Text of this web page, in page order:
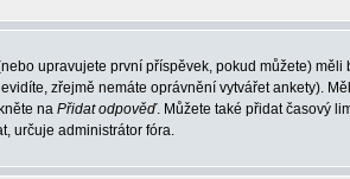
upravujete první příspěvek, pokud můžete) měli
zřejmě nemáte oprávnění vytvářet ankety).
na Přidat odpověď. Můžete také přidat časový
určuje administrátor fóra.